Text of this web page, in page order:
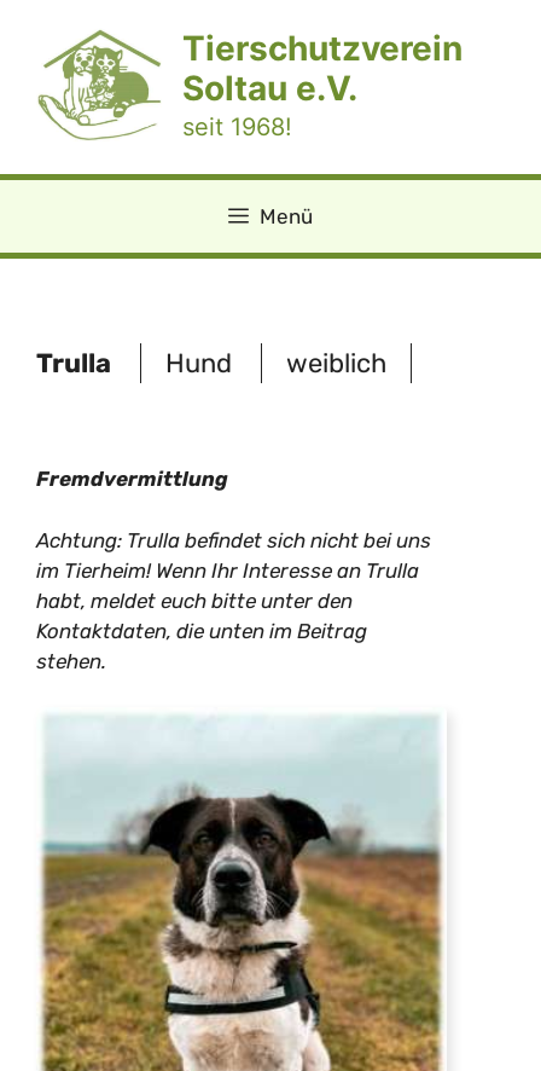
springen
Tierschutzverein
Soltau e.V.
seit 1968!
Menü
Trulla Hund weiblich
Fremdvermittlung
Achtung: Trulla befindet sich nicht bei uns
im Tierheim! Wenn Ihr Interesse an Trulla
habt, meldet euch bitte unter den
Kontaktdaten, die unten im Beitrag
stehen.